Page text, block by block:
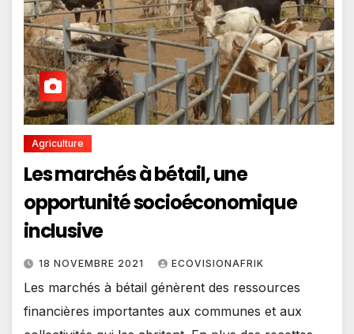
Agriculture
Les marchés à bétail, une
opportunité socioéconomique
inclusive
18 NOVEMBRE 2021 ECOVISIONAFRIK
Les marchés à bétail génèrent des ressources
financières importantes aux communes et aux